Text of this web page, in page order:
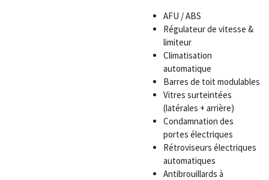
AFU / ABS
Régulateur de vitesse &
limiteur
Climatisation
automatique
Barres de toit modulables
Vitres surteintées
(latérales + arrière)
Condamnation des
portes électriques
Rétroviseurs électriques
automatiques
Antibrouillards à